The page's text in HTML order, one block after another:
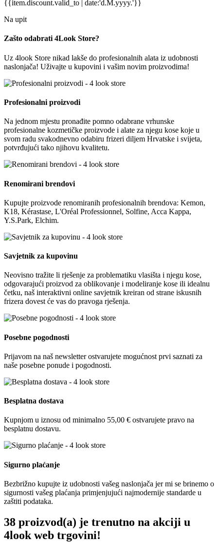
{{item.discount.valid_to | date:'d.M.yyyy.'}}
Na upit
Zašto odabrati 4Look Store?
Uz 4look Store nikad lakše do profesionalnih alata iz udobnosti
naslonjača! Uživajte u kupovini i vašim novim proizvodima!
Profesionalni proizvodi
Na jednom mjestu pronađite pomno odabrane vrhunske
profesionalne kozmetičke proizvode i alate za njegu kose koje u
svom radu svakodnevno odabiru frizeri diljem Hrvatske i svijeta,
potvrđujući tako njihovu kvalitetu.
Renomirani brendovi
Kupujte proizvode renomiranih profesionalnih brendova: Kemon,
K18, Kérastase, L'Oréal Professionnel, Solfine, Acca Kappa,
Y.S.Park, Elchim.
Savjetnik za kupovinu
Neovisno tražite li rješenje za problematiku vlasišta i njegu kose,
odgovarajući proizvod za oblikovanje i modeliranje kose ili idealnu
četku, naš interaktivni online savjetnik kreiran od strane iskusnih
frizera dovest će vas do pravoga rješenja.
Posebne pogodnosti
Prijavom na naš newsletter ostvarujete mogućnost prvi saznati za
naše posebne ponude i pogodnosti.
Besplatna dostava
Kupnjom u iznosu od minimalno 55,00 € ostvarujete pravo na
besplatnu dostavu.
Sigurno plaćanje
Bezbrižno kupujte iz udobnosti vašeg naslonjača jer mi se brinemo o
sigurnosti vašeg plaćanja primjenjujući najmodernije standarde u
zaštiti podataka.
38 proizvod(a) je trenutno na akciji u
4look web trgovini!